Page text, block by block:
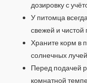
дозировку с
У питомца
свежей и чистой
Храните корм в
солнечных
Перед подачей
комнатной